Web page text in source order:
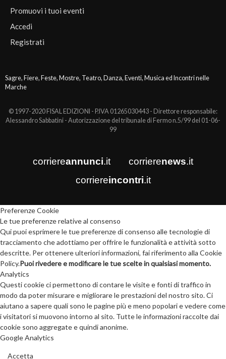
Promuovi i tuoi eventi
Accedi
Registrati
Sagre, Fiere, Feste, Mostre, Teatro, Danza, Eventi, Musica ed Incontri nelle
Marche
© 1997-2020 FISAL EDIZIONI - P.IVA 01265030443 - Direttore responsabile:
Alessandro Sabbatini - Autorizzazione del tribunale di Fermo n.5/99 del 01-06-
99
corriereannunci.it corrierenews.it
corriereincontri.it
Preferenze Cookie
Le tue preferenze relative al consenso
Qui puoi esprimere le tue preferenze di consenso alle tecnologie di
tracciamento che adottiamo per offrire le funzionalità e attività sotto
descritte. Per ottenere ulteriori informazioni, fai riferimento alla Cookie
Policy.Puoi rivedere e modificare le tue scelte in qualsiasi momento.
Analytics
Questi cookie ci permettono di contare le visite e fonti di traffico in
modo da poter misurare e migliorare le prestazioni del nostro sito. Ci
aiutano a sapere quali sono le pagine più e meno popolari e vedere come
i visitatori si muovono intorno al sito. Tutte le informazioni raccolte dai
cookie sono aggregate e quindi anonime.
Google Analytics
Accetta